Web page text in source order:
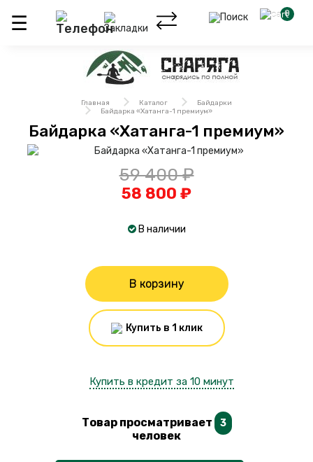
0
Главная Каталог
Байдарки
Байдарка «Хатанга-1 премиум»
Байдарка «Хатанга-1 премиум»
59 400 ₽
58 800 ₽
В наличии
В корзину
Купить в 1 клик
Купить в кредит за 10 минут
Товар просматривает 3
человек